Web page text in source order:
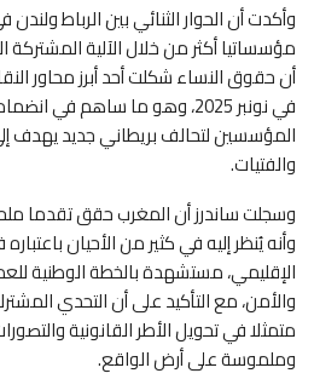
وأكدت أن الحوار الثنائي بين الرباط
مؤسساتيا أكثر من خلال الآلية المشتركة
أن حقوق النساء شكلت أحد أبرز محاور
في نونبر 2025، وهو ما ساهم في
المؤسسين لتحالف بريطاني جديد يهدف
والفتيات.
وسجلت ساندرز أن المغرب حقق تقدما
وأنه يُنظر إليه في كثير من الأحيان
الإقليمي، مستشهدة بالخطة الوطنية
والأمن، مع التأكيد على أن التحدي
متمثلا في تحويل الأطر القانونية
وملموسة على أرض الواقع.